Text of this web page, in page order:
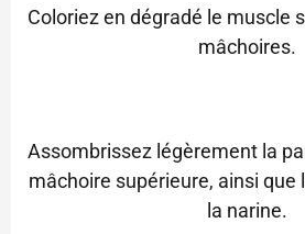
Coloriez en dégradé le muscle
mâchoires.
Assombrissez légèrement la
mâchoire supérieure, ainsi que
la narine.